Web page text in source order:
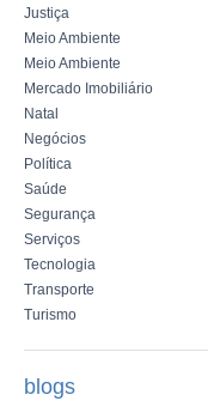
Justiça
Meio Ambiente
Meio Ambiente
Mercado Imobiliário
Natal
Negócios
Política
Saúde
Segurança
Serviços
Tecnologia
Transporte
Turismo
blogs